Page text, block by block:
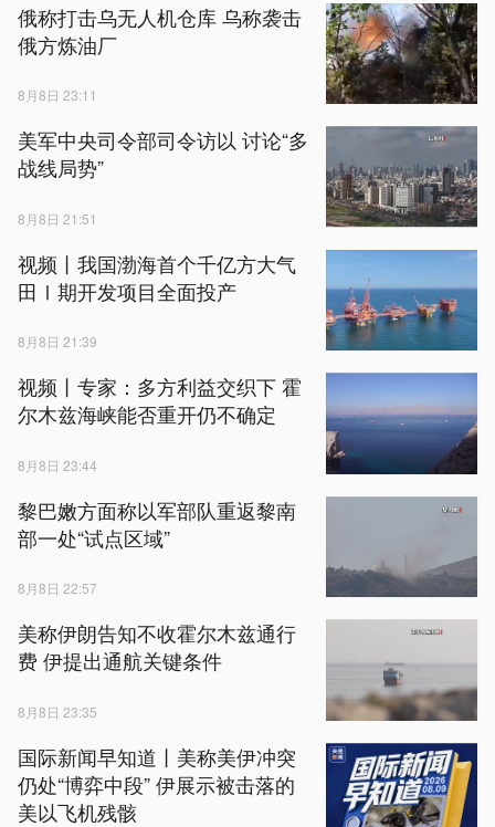
俄称打击乌无人机仓库 乌称袭击
俄方炼油厂
8月8日 23:11
美军中央司令部司令访以 讨论“多
战线局势”
8月8日 21:51
视频丨我国渤海首个千亿方大气
田Ⅰ期开发项目全面投产
8月8日 21:39
视频丨专家：多方利益交织下 霍
尔木兹海峡能否重开仍不确定
8月8日 23:44
黎巴嫩方面称以军部队重返黎南
部一处“试点区域”
8月8日 22:57
美称伊朗告知不收霍尔木兹通行
费 伊提出通航关键条件
8月8日 23:35
国际新闻早知道丨美称美伊冲突
仍处“博弈中段” 伊展示被击落的
美以飞机残骸